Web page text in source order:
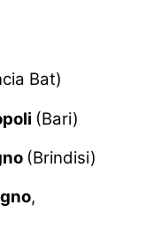
Bat)
(Bari)
(Brindisi)
,